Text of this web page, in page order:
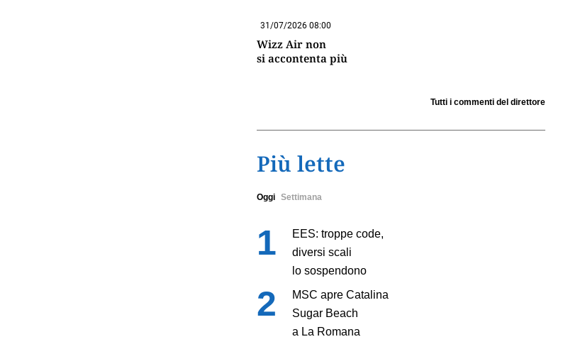
31/07/2026 08:00
Wizz Air non
si accontenta più
Tutti i commenti del direttore
Più lette
Oggi Settimana
EES: troppe code,
diversi scali
lo sospendono
MSC apre Catalina
Sugar Beach
a La Romana